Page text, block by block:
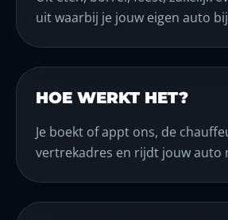
uit waarbij je jouw eigen auto
HOE WERKT HET?
Je boekt of appt ons, de
vertrekadres en rijdt jouw auto